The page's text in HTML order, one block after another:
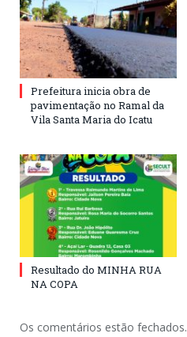
Prefeitura inicia obra de
pavimentação no Ramal da
Vila Santa Maria do Icatu
Resultado do MINHA RUA
NA COPA
Os comentários estão fechados.